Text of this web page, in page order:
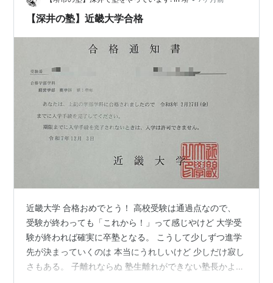
近畿大学附属広島高等学校・中学校東広島校
県東広島市）
近畿大学附属福岡高等学校
（福岡県飯塚市）
大阪府岸和田市）
近畿大学附属小学校
近畿大学附属幼稚園（奈良県奈良市）
近畿大学九州短期大学附属幼稚園（福岡県飯塚市）
近畿大学豊岡短期大学附属幼稚園（学校法人近畿大
学弘徳学園が運営、兵庫県豊岡市）
関連キーワード
産近甲龍
館教諭コース」は相互乗り入れの…
【深井の塾】近畿大学合格
近畿大学 合格おめでとう！ 高校受験は通過点なので、
受験が終わっても「これから！」って感じやけど 大学受
験が終われば確実に卒塾となる。 こうして少しずつ進学
先が決まっていくのは 本当にうれしいけど 少しだけ寂し
さもある。 子離れならぬ 塾生離れができない塾長かよ笑